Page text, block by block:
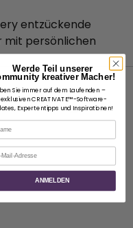
entzückende
persönlichen
Werde Teil unserer
kreativer Macher!
Sie immer auf dem Laufenden –
CREATIVATE™-Software-
Expertentipps und Inspirationen!
ANMELDEN